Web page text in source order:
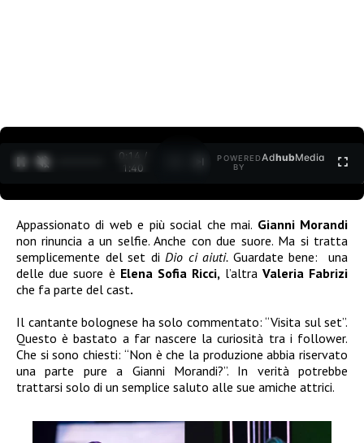
0:15 /
1:40
POWERED
BY
AdhubMedia
Appassionato di web e più social che mai. Gianni Morandi
non rinuncia a un selfie. Anche con due suore. Ma si tratta
semplicemente del set di Dio ci aiuti. Guardate bene: una
delle due suore è Elena Sofia Ricci, l’altra Valeria Fabrizi
che fa parte del cast.
Il cantante bolognese ha solo commentato: “Visita sul set”.
Questo è bastato a far nascere la curiosità tra i follower.
Che si sono chiesti: “Non è che la produzione abbia riservato
una parte pure a Gianni Morandi?”. In verità potrebbe
trattarsi solo di un semplice saluto alle sue amiche attrici.